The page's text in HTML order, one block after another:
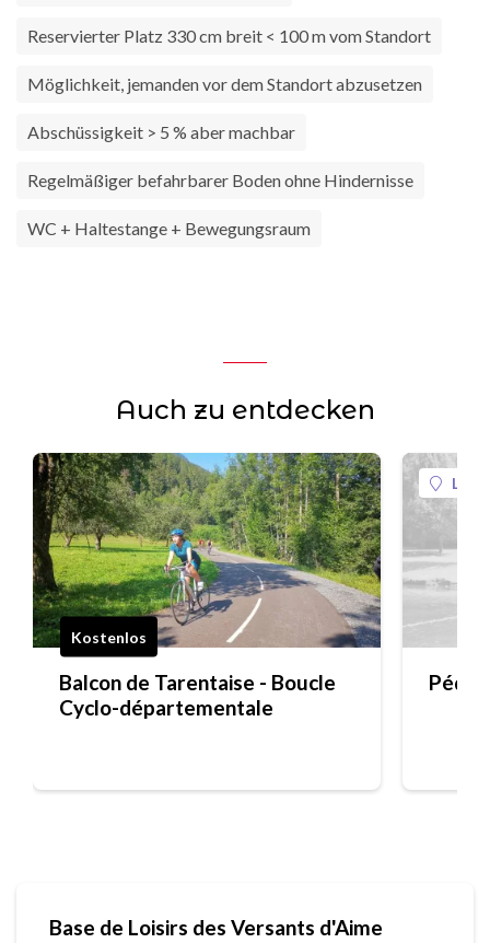
Reservierter Platz 330 cm breit < 100 m vom Standort
Möglichkeit, jemanden vor dem Standort abzusetzen
Abschüssigkeit > 5 % aber machbar
Regelmäßiger befahrbarer Boden ohne Hindernisse
WC + Haltestange + Bewegungsraum
Auch zu entdecken
Kostenlos
Balcon de Tarentaise - Boucle
Cyclo-départementale
La
Base de Loisirs des Versants d'Aime